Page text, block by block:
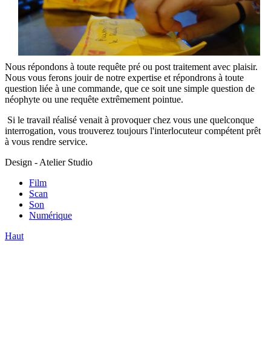
Nous répondons à toute requête pré ou post traitement avec plaisir.
Nous vous ferons jouir de notre expertise et répondrons à toute
question liée à une commande, que ce soit une simple question de
néophyte ou une requête extrêmement pointue.
Si le travail réalisé venait à provoquer chez vous une quelconque
interrogation, vous trouverez toujours l'interlocuteur compétent prêt
à vous rendre service.
Design - Atelier Studio
Film
Scan
Son
Numérique
Haut